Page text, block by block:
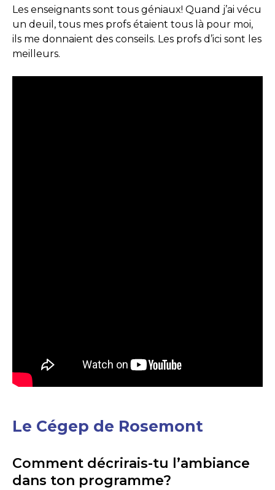
Les enseignants sont tous géniaux! Quand j’ai vécu
un deuil, tous mes profs étaient tous là pour moi,
ils me donnaient des conseils. Les profs d’ici sont les
meilleurs.
Le Cégep de Rosemont
Comment décrirais-tu l’ambiance
dans ton programme?